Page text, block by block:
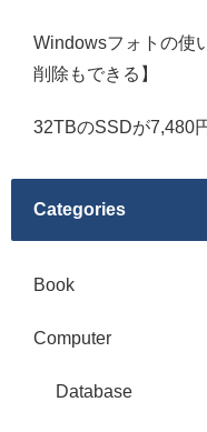
Windowsフォトの使
削除もできる】
32TBのSSDが7,480
Categories
Book
Computer
Database